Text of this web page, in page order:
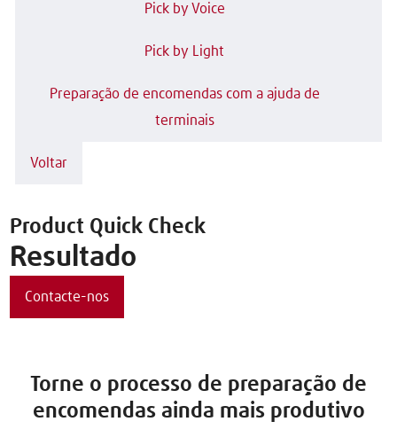
Pick by Voice
Pick by Light
Preparação de encomendas com a ajuda de
terminais
Voltar
Product Quick Check
Resultado
Contacte-nos
Torne o processo de preparação de
encomendas ainda mais produtivo